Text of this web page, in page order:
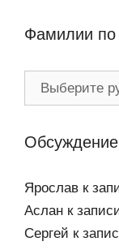
Фамилии по
Фамилии
Ярослав к
Аслан к
Сергей к